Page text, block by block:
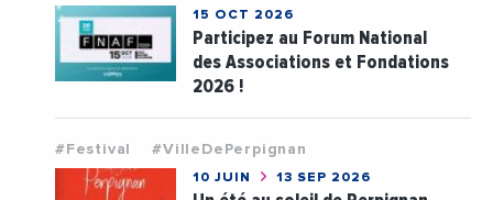
15 OCT 2026
Participez au Forum National
des Associations et Fondations
2026 !
#Festival #VilleDePerpignan
10 JUIN 13 SEP 2026